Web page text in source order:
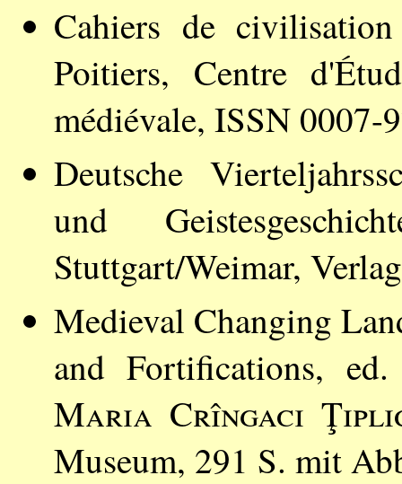
Cahiers de
Poitiers, Centre
médiévale, ISSN 0007-
Deutsche
und
Stuttgart/Weimar,
Medieval Changing
and Fortifications,
Maria Crîngaci
Museum, 291 S. mit